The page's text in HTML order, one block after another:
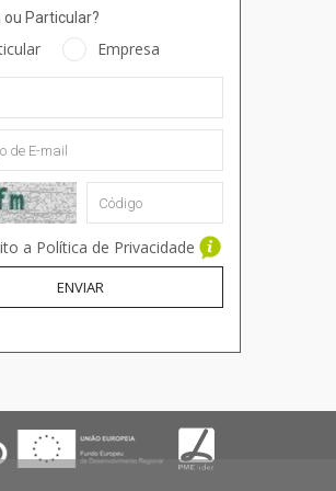
ou Particular?
Empresa
a Política de Privacidade
ENVIAR